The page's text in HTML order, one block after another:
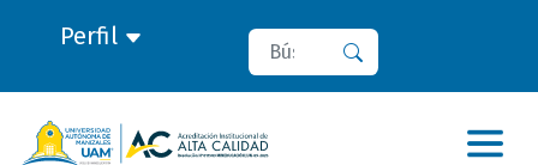
Perfil Buscar